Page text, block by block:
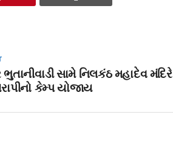
ભુતાનીવાડી સામે નિલકંઠ મહાદેવ મંદિરે
કેમ્પ યોજાય